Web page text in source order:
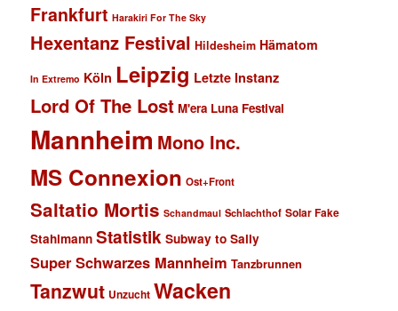
Frankfurt Harakiri For The Sky
Hexentanz Festival Hildesheim Hämatom
In Extremo Köln Leipzig Letzte Instanz
Lord Of The Lost M'era Luna Festival
Mannheim Mono Inc.
MS Connexion Ost+Front
Saltatio Mortis Schandmaul Schlachthof Solar Fake
Stahlmann Statistik Subway to Sally
Super Schwarzes Mannheim Tanzbrunnen
Tanzwut Unzucht Wacken